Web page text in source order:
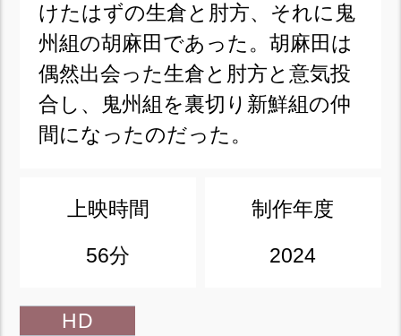
けたはずの生倉と肘方、それに鬼
州組の胡麻田であった。胡麻田は
偶然出会った生倉と肘方と意気投
合し、鬼州組を裏切り新鮮組の仲
間になったのだった。
上映時間
56分
制作年度
2024
HD